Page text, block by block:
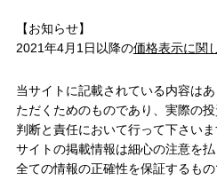
【お知らせ】
2021年4月1日以降の価格表示に関
当サイトに記載されている内容は
ただくためのものであり、実際の
判断と責任において行って下さい
サイトの掲載情報は細心の注意を
全ての情報の正確性を保証するも